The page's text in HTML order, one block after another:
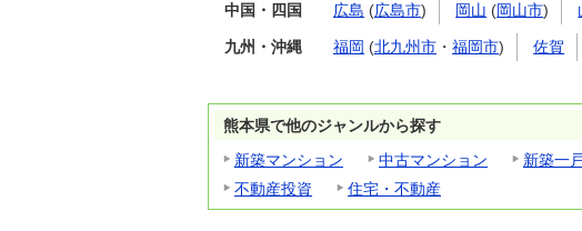
中国・四国 広島 (広島市) 岡山 (岡山市)
九州・沖縄 福岡 (北九州市 ・ 福岡市) 佐賀
熊本県で他のジャンルから探す
新築マンション
中古マンション 新築一
不動産投資
住宅・不動産